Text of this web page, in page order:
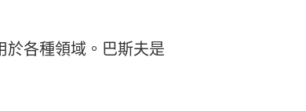
於各種領域。巴斯夫是